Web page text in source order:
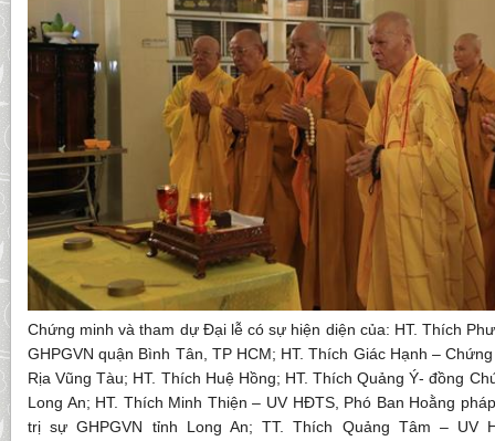
Chứng minh và tham dự Đại lễ có sự hiện diện của: HT. Thích
GHPGVN quận Bình Tân, TP HCM; HT. Thích Giác Hạnh –
Rịa Vũng Tàu; HT. Thích Huệ Hồng; HT. Thích Quảng Ý- đồng
Long An; HT. Thích Minh Thiện – UV HĐTS, Phó Ban Hoằng
trị sự GHPGVN tỉnh Long An; TT. Thích Quảng Tâm – UV